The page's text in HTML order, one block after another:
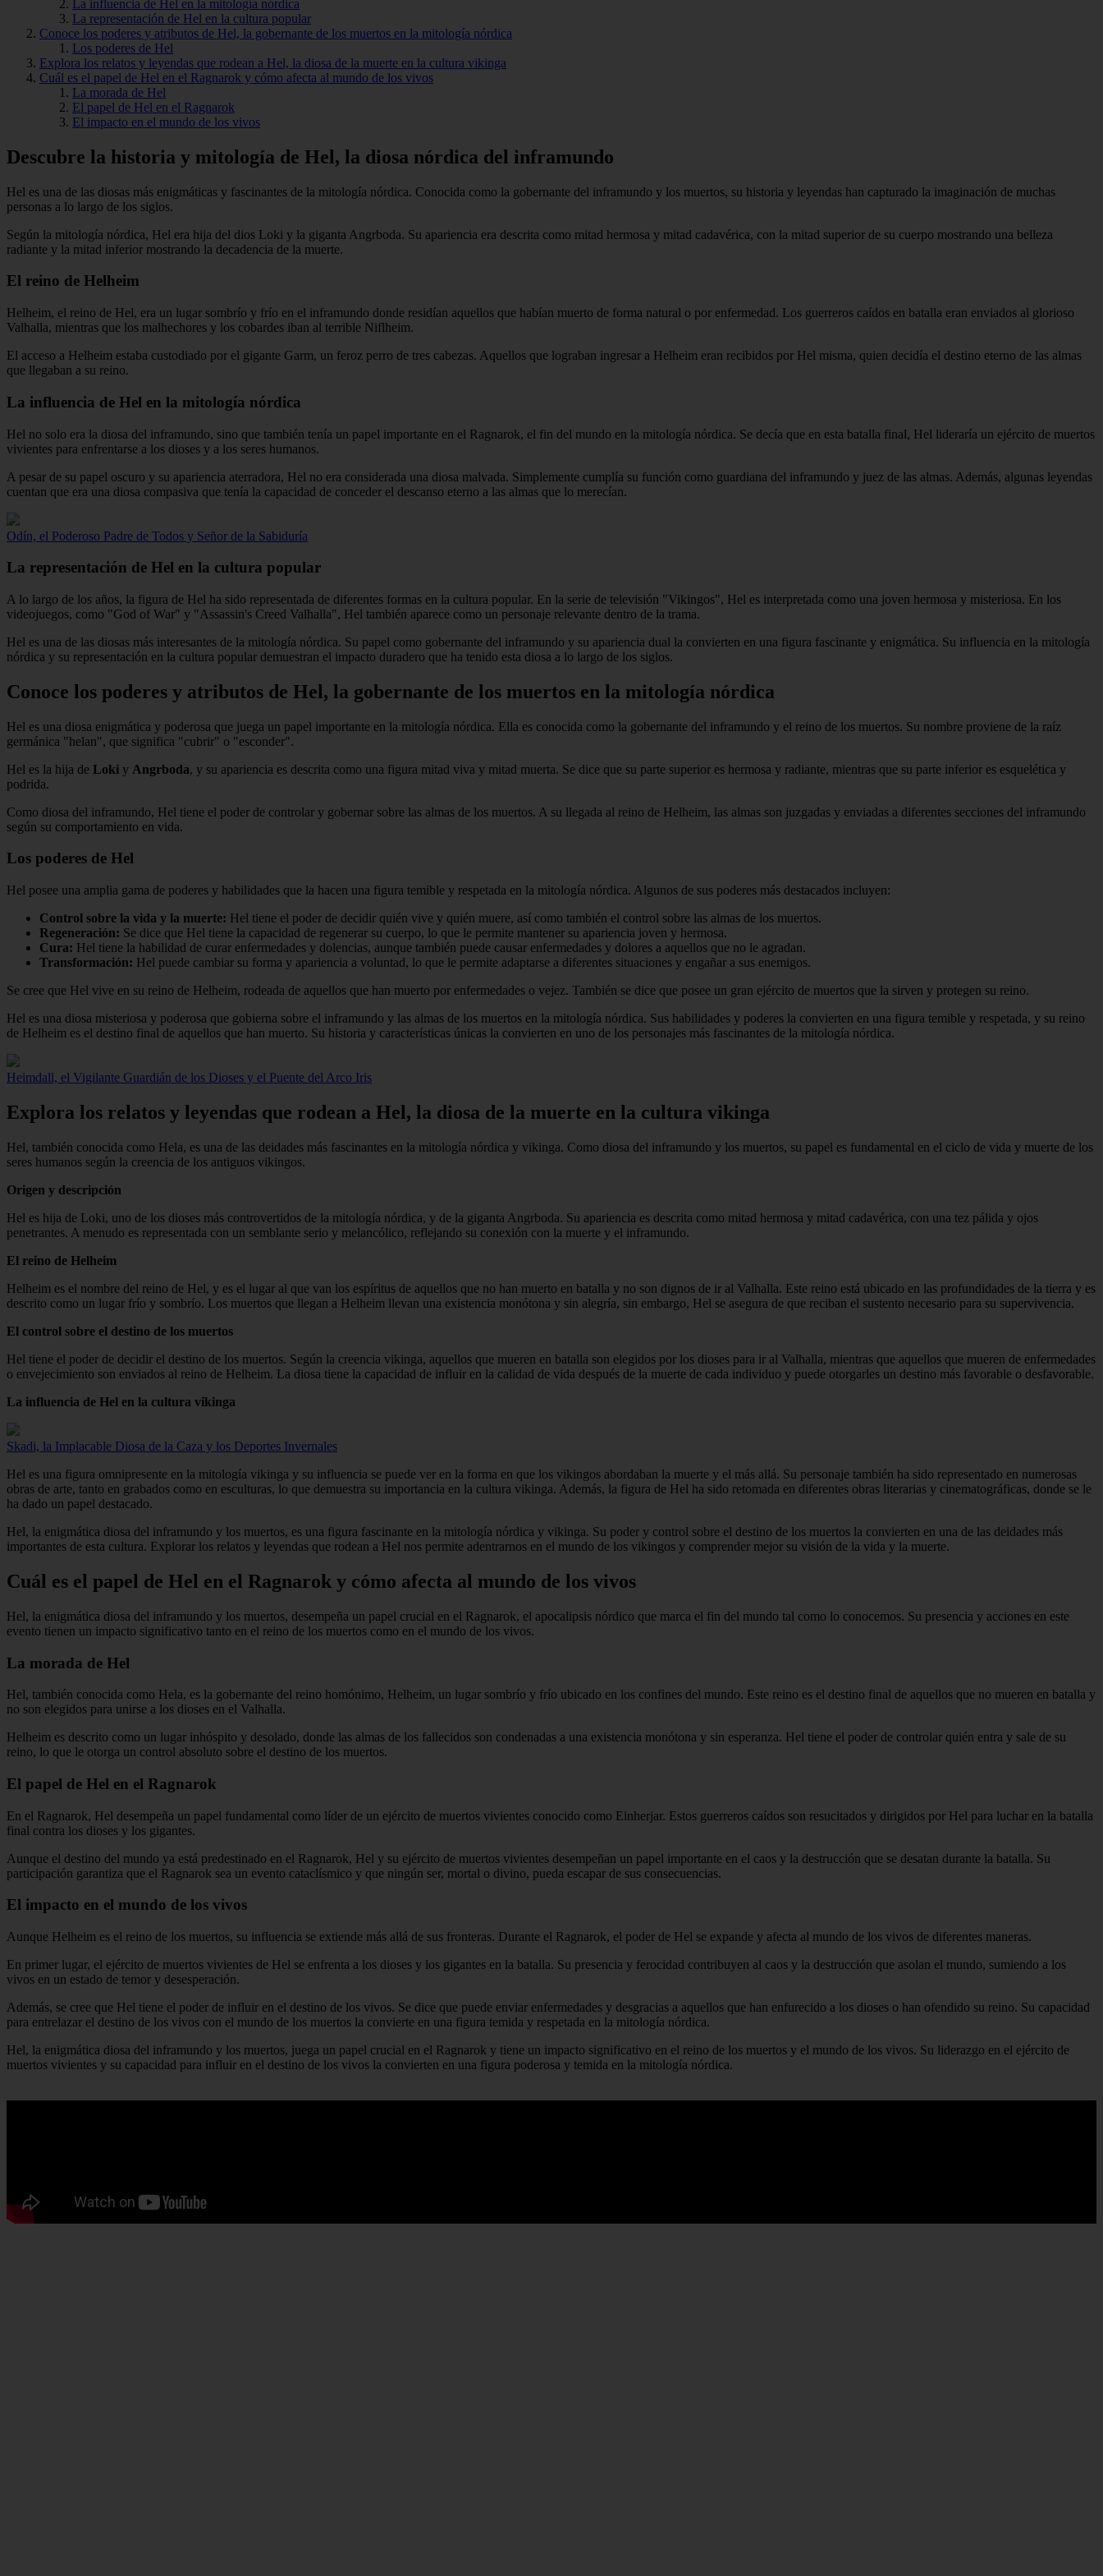
La influencia de Hel en la mitología nórdica
La representación de Hel en la cultura popular
Conoce los poderes y atributos de Hel, la gobernante de los muertos en la mitología nórdica
Los poderes de Hel
Explora los relatos y leyendas que rodean a Hel, la diosa de la muerte en la cultura vikinga
Cuál es el papel de Hel en el Ragnarok y cómo afecta al mundo de los vivos
La morada de Hel
El papel de Hel en el Ragnarok
El impacto en el mundo de los vivos
Descubre la historia y mitología de Hel, la diosa nórdica del inframundo
Hel es una de las diosas más enigmáticas y fascinantes de la mitología nórdica. Conocida como la gobernante del inframundo y los muertos, su historia y leyendas han capturado la imaginación de muchas
personas a lo largo de los siglos.
Según la mitología nórdica, Hel era hija del dios Loki y la giganta Angrboda. Su apariencia era descrita como mitad hermosa y mitad cadavérica, con la mitad superior de su cuerpo mostrando una belleza
radiante y la mitad inferior mostrando la decadencia de la muerte.
El reino de Helheim
Helheim, el reino de Hel, era un lugar sombrío y frío en el inframundo donde residían aquellos que habían muerto de forma natural o por enfermedad. Los guerreros caídos en batalla eran enviados al glorioso
Valhalla, mientras que los malhechores y los cobardes iban al terrible Niflheim.
El acceso a Helheim estaba custodiado por el gigante Garm, un feroz perro de tres cabezas. Aquellos que lograban ingresar a Helheim eran recibidos por Hel misma, quien decidía el destino eterno de las almas
que llegaban a su reino.
La influencia de Hel en la mitología nórdica
Hel no solo era la diosa del inframundo, sino que también tenía un papel importante en el Ragnarok, el fin del mundo en la mitología nórdica. Se decía que en esta batalla final, Hel lideraría un ejército de muertos
vivientes para enfrentarse a los dioses y a los seres humanos.
A pesar de su papel oscuro y su apariencia aterradora, Hel no era considerada una diosa malvada. Simplemente cumplía su función como guardiana del inframundo y juez de las almas. Además, algunas leyendas
cuentan que era una diosa compasiva que tenía la capacidad de conceder el descanso eterno a las almas que lo merecían.
Odín, el Poderoso Padre de Todos y Señor de la Sabiduría
La representación de Hel en la cultura popular
A lo largo de los años, la figura de Hel ha sido representada de diferentes formas en la cultura popular. En la serie de televisión "Vikingos", Hel es interpretada como una joven hermosa y misteriosa. En los
videojuegos, como "God of War" y "Assassin's Creed Valhalla", Hel también aparece como un personaje relevante dentro de la trama.
Hel es una de las diosas más interesantes de la mitología nórdica. Su papel como gobernante del inframundo y su apariencia dual la convierten en una figura fascinante y enigmática. Su influencia en la mitología
nórdica y su representación en la cultura popular demuestran el impacto duradero que ha tenido esta diosa a lo largo de los siglos.
Conoce los poderes y atributos de Hel, la gobernante de los muertos en la mitología nórdica
Hel es una diosa enigmática y poderosa que juega un papel importante en la mitología nórdica. Ella es conocida como la gobernante del inframundo y el reino de los muertos. Su nombre proviene de la raíz
germánica "helan", que significa "cubrir" o "esconder".
Hel es la hija de Loki y Angrboda, y su apariencia es descrita como una figura mitad viva y mitad muerta. Se dice que su parte superior es hermosa y radiante, mientras que su parte inferior es esquelética y
podrida.
Como diosa del inframundo, Hel tiene el poder de controlar y gobernar sobre las almas de los muertos. A su llegada al reino de Helheim, las almas son juzgadas y enviadas a diferentes secciones del inframundo
según su comportamiento en vida.
Los poderes de Hel
Hel posee una amplia gama de poderes y habilidades que la hacen una figura temible y respetada en la mitología nórdica. Algunos de sus poderes más destacados incluyen:
Control sobre la vida y la muerte: Hel tiene el poder de decidir quién vive y quién muere, así como también el control sobre las almas de los muertos.
Regeneración: Se dice que Hel tiene la capacidad de regenerar su cuerpo, lo que le permite mantener su apariencia joven y hermosa.
Cura: Hel tiene la habilidad de curar enfermedades y dolencias, aunque también puede causar enfermedades y dolores a aquellos que no le agradan.
Transformación: Hel puede cambiar su forma y apariencia a voluntad, lo que le permite adaptarse a diferentes situaciones y engañar a sus enemigos.
Se cree que Hel vive en su reino de Helheim, rodeada de aquellos que han muerto por enfermedades o vejez. También se dice que posee un gran ejército de muertos que la sirven y protegen su reino.
Hel es una diosa misteriosa y poderosa que gobierna sobre el inframundo y las almas de los muertos en la mitología nórdica. Sus habilidades y poderes la convierten en una figura temible y respetada, y su reino
de Helheim es el destino final de aquellos que han muerto. Su historia y características únicas la convierten en uno de los personajes más fascinantes de la mitología nórdica.
Heimdall, el Vigilante Guardián de los Dioses y el Puente del Arco Iris
Explora los relatos y leyendas que rodean a Hel, la diosa de la muerte en la cultura vikinga
Hel, también conocida como Hela, es una de las deidades más fascinantes en la mitología nórdica y vikinga. Como diosa del inframundo y los muertos, su papel es fundamental en el ciclo de vida y muerte de los
seres humanos según la creencia de los antiguos vikingos.
Origen y descripción
Hel es hija de Loki, uno de los dioses más controvertidos de la mitología nórdica, y de la giganta Angrboda. Su apariencia es descrita como mitad hermosa y mitad cadavérica, con una tez pálida y ojos
penetrantes. A menudo es representada con un semblante serio y melancólico, reflejando su conexión con la muerte y el inframundo.
El reino de Helheim
Helheim es el nombre del reino de Hel, y es el lugar al que van los espíritus de aquellos que no han muerto en batalla y no son dignos de ir al Valhalla. Este reino está ubicado en las profundidades de la tierra y es
descrito como un lugar frío y sombrío. Los muertos que llegan a Helheim llevan una existencia monótona y sin alegría, sin embargo, Hel se asegura de que reciban el sustento necesario para su supervivencia.
El control sobre el destino de los muertos
Hel tiene el poder de decidir el destino de los muertos. Según la creencia vikinga, aquellos que mueren en batalla son elegidos por los dioses para ir al Valhalla, mientras que aquellos que mueren de enfermedades
o envejecimiento son enviados al reino de Helheim. La diosa tiene la capacidad de influir en la calidad de vida después de la muerte de cada individuo y puede otorgarles un destino más favorable o desfavorable.
La influencia de Hel en la cultura vikinga
Skadi, la Implacable Diosa de la Caza y los Deportes Invernales
Hel es una figura omnipresente en la mitología vikinga y su influencia se puede ver en la forma en que los vikingos abordaban la muerte y el más allá. Su personaje también ha sido representado en numerosas
obras de arte, tanto en grabados como en esculturas, lo que demuestra su importancia en la cultura vikinga. Además, la figura de Hel ha sido retomada en diferentes obras literarias y cinematográficas, donde se le
ha dado un papel destacado.
Hel, la enigmática diosa del inframundo y los muertos, es una figura fascinante en la mitología nórdica y vikinga. Su poder y control sobre el destino de los muertos la convierten en una de las deidades más
importantes de esta cultura. Explorar los relatos y leyendas que rodean a Hel nos permite adentrarnos en el mundo de los vikingos y comprender mejor su visión de la vida y la muerte.
Cuál es el papel de Hel en el Ragnarok y cómo afecta al mundo de los vivos
Hel, la enigmática diosa del inframundo y los muertos, desempeña un papel crucial en el Ragnarok, el apocalipsis nórdico que marca el fin del mundo tal como lo conocemos. Su presencia y acciones en este
evento tienen un impacto significativo tanto en el reino de los muertos como en el mundo de los vivos.
La morada de Hel
Hel, también conocida como Hela, es la gobernante del reino homónimo, Helheim, un lugar sombrío y frío ubicado en los confines del mundo. Este reino es el destino final de aquellos que no mueren en batalla y
no son elegidos para unirse a los dioses en el Valhalla.
Helheim es descrito como un lugar inhóspito y desolado, donde las almas de los fallecidos son condenadas a una existencia monótona y sin esperanza. Hel tiene el poder de controlar quién entra y sale de su
reino, lo que le otorga un control absoluto sobre el destino de los muertos.
El papel de Hel en el Ragnarok
En el Ragnarok, Hel desempeña un papel fundamental como líder de un ejército de muertos vivientes conocido como Einherjar. Estos guerreros caídos son resucitados y dirigidos por Hel para luchar en la batalla
final contra los dioses y los gigantes.
Aunque el destino del mundo ya está predestinado en el Ragnarok, Hel y su ejército de muertos vivientes desempeñan un papel importante en el caos y la destrucción que se desatan durante la batalla. Su
participación garantiza que el Ragnarok sea un evento cataclísmico y que ningún ser, mortal o divino, pueda escapar de sus consecuencias.
El impacto en el mundo de los vivos
Aunque Helheim es el reino de los muertos, su influencia se extiende más allá de sus fronteras. Durante el Ragnarok, el poder de Hel se expande y afecta al mundo de los vivos de diferentes maneras.
En primer lugar, el ejército de muertos vivientes de Hel se enfrenta a los dioses y los gigantes en la batalla. Su presencia y ferocidad contribuyen al caos y la destrucción que asolan el mundo, sumiendo a los
vivos en un estado de temor y desesperación.
Además, se cree que Hel tiene el poder de influir en el destino de los vivos. Se dice que puede enviar enfermedades y desgracias a aquellos que han enfurecido a los dioses o han ofendido su reino. Su capacidad
para entrelazar el destino de los vivos con el mundo de los muertos la convierte en una figura temida y respetada en la mitología nórdica.
Hel, la enigmática diosa del inframundo y los muertos, juega un papel crucial en el Ragnarok y tiene un impacto significativo en el reino de los muertos y el mundo de los vivos. Su liderazgo en el ejército de
muertos vivientes y su capacidad para influir en el destino de los vivos la convierten en una figura poderosa y temida en la mitología nórdica.